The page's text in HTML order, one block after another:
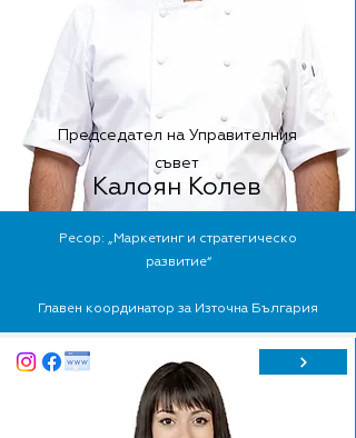
Председател на Управителния
съвет
Калоян Колев
Ресор: „Маркетинг и стратегическо
развитие“
Главен координатор за Източна България